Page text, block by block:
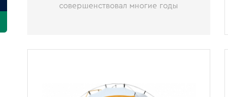
совершенствовал многие годы